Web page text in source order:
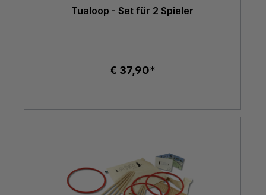
Tualoop - Set für 2 Spieler
€ 37,90*